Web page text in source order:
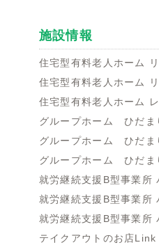
施設情報
住宅型有料老人ホーム
住宅型有料老人ホーム
住宅型有料老人ホーム
グループホーム ひだま
グループホーム ひだま
グループホーム ひだま
就労継続支援B型事業所
就労継続支援B型事業所
就労継続支援B型事業所
テイクアウトのお店